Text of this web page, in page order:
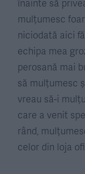
mulțumesc
niciodată aici
echipa mea
perosană mai
să mulțumesc
vreau să-i
care a venit
rând,
celor din loja